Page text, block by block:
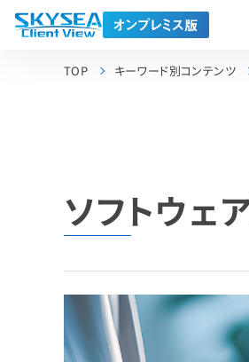
TOP キーワード別コンテンツ
ソフトウェ